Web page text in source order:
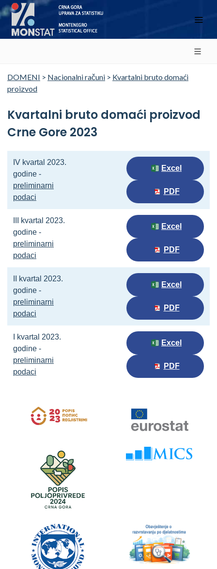
DOMENI > Nacionalni računi > Kvartalni bruto domaći
proizvod
Kvartalni bruto domaći proizvod
Crne Gore 2023
IV kvartal 2023.
godine -
preliminarni
podaci
Excel
PDF
III kvartal 2023.
godine -
preliminarni
podaci
Excel
PDF
II kvartal 2023.
godine -
preliminarni
podaci
Excel
PDF
I kvartal 2023.
godine -
preliminarni
podaci
Excel
PDF